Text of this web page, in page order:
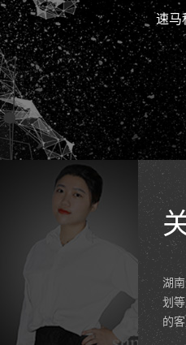
速马
湖
划
的